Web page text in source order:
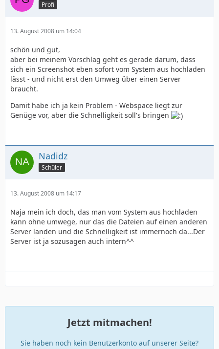
Profi
13. August 2008 um 14:04
schön und gut,
aber bei meinem Vorschlag geht es gerade darum, dass
sich ein Screenshot eben sofort vom System aus hochladen
lässt - und nicht erst den Umweg über einen Server
braucht.
Damit habe ich ja kein Problem - Webspace liegt zur
Genüge vor, aber die Schnelligkeit soll's bringen
Nadidz
Schüler
13. August 2008 um 14:17
Naja mein ich doch, das man vom System aus hochladen
kann ohne umwege, nur das die Dateien auf einen anderen
Server landen und die Schnelligkeit ist immernoch da...Der
Server ist ja sozusagen auch intern^^
Jetzt mitmachen!
Sie haben noch kein Benutzerkonto auf unserer Seite?